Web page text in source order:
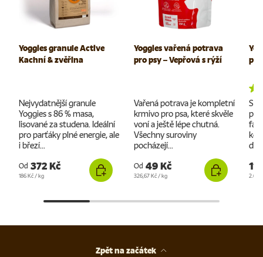
Yoggies granule Active
Kachní & zvěřina
Nejvydatnější granule
Yoggies s 86 % masa,
lisované za studena. Ideální
pro parťáky plné energie, ale
i březí...
Od 372 Kč
Cena za jednotku
186 Kč /kg
Yoggies vařená potrava
pro psy – Vepřová s rýží
Vařená potrava je kompletní
krmivo pro psa, které skvěle
voní a ještě lépe chutná.
Všechny suroviny
pocházejí...
Od 49 Kč
Cena za jednotku
326,67 Kč /kg Cena
Zpět na začátek